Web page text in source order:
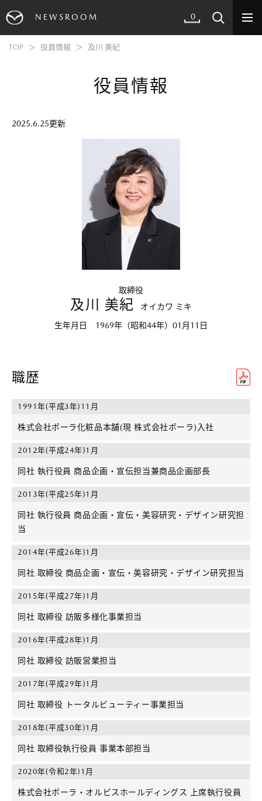
NEWSROOM 0
TOP 役員情報 及川 美紀
役員情報
2025.6.25更新
取締役
及川 美紀
オイカワ ミキ
生年月日 1969年（昭和44年）01月11日
職歴
1991年(平成3年)11月
株式会社ポーラ化粧品本舗(現 株式会社ポーラ)入社
2012年(平成24年)1月
同社 執行役員 商品企画・宣伝担当兼商品企画部長
2013年(平成25年)1月
同社 執行役員 商品企画・宣伝・美容研究・デザイン研究担
当
2014年(平成26年)1月
同社 取締役 商品企画・宣伝・美容研究・デザイン研究担当
2015年(平成27年)1月
同社 取締役 訪販多様化事業担当
2016年(平成28年)1月
同社 取締役 訪販営業担当
2017年(平成29年)1月
同社 取締役 トータルビューティー事業担当
2018年(平成30年)1月
同社 取締役執行役員 事業本部担当
2020年(令和2年)1月
株式会社ポーラ・オルビスホールディングス 上席執行役員